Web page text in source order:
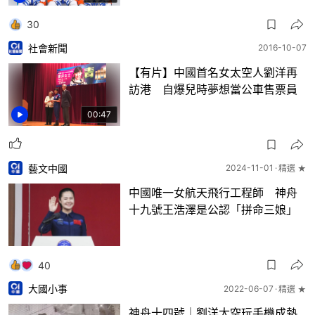
30
00:47
社會新聞 2016-10-07
【有片】中國首名女太空人劉洋再
訪港 自爆兒時夢想當公車售票員
藝文中國 2024-11-01 精選 ★
中國唯一女航天飛行工程師 神舟
十九號王浩澤是公認「拼命三娘」
40
大國小事
2022-06-07 精選 ★